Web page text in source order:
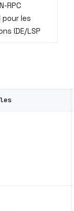
RPC
les
IDE/LSP